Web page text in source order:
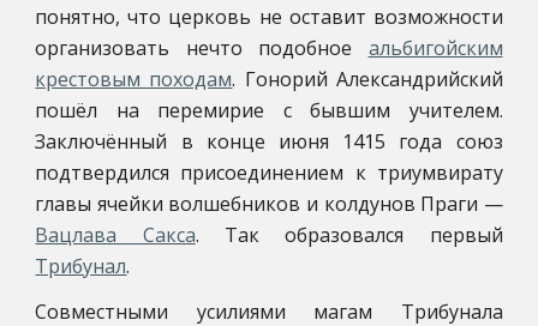
понятно, что церковь не оставит возможности
организовать нечто подобное альбигойским
крестовым походам. Гонорий Александрийский
пошёл на перемирие с бывшим учителем.
Заключённый в конце июня 1415 года союз
подтвердился присоединением к триумвирату
главы ячейки волшебников и колдунов Праги —
Вацлава Сакса. Так образовался первый
Трибунал.
Совместными усилиями магам Трибунала